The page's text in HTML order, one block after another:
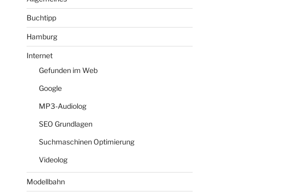
Buchtipp
Hamburg
Internet
Gefunden im Web
Google
MP3-Audiolog
SEO Grundlagen
Suchmaschinen Optimierung
Videolog
Modellbahn